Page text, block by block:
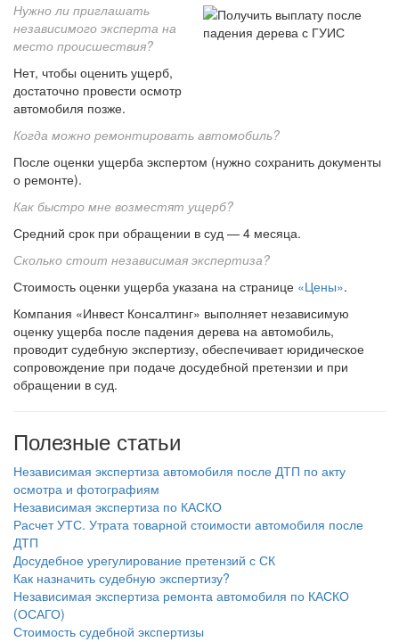
Нужно ли приглашать
независимого эксперта на
место происшествия?
Нет, чтобы оценить ущерб,
достаточно провести осмотр
автомобиля позже.
Когда можно ремонтировать автомобиль?
После оценки ущерба экспертом (нужно сохранить документы
о ремонте).
Как быстро мне возместят ущерб?
Средний срок при обращении в суд — 4 месяца.
Сколько стоит независимая экспертиза?
Стоимость оценки ущерба указана на странице «Цены».
Компания «Инвест Консалтинг» выполняет независимую
оценку ущерба после падения дерева на автомобиль,
проводит судебную экспертизу, обеспечивает юридическое
сопровождение при подаче досудебной претензии и при
обращении в суд.
Полезные статьи
Независимая экспертиза автомобиля после ДТП по акту
осмотра и фотографиям
Независимая экспертиза по КАСКО
Расчет УТС. Утрата товарной стоимости автомобиля после
ДТП
Досудебное урегулирование претензий с СК
Как назначить судебную экспертизу?
Независимая экспертиза ремонта автомобиля по КАСКО
(ОСАГО)
Стоимость судебной экспертизы